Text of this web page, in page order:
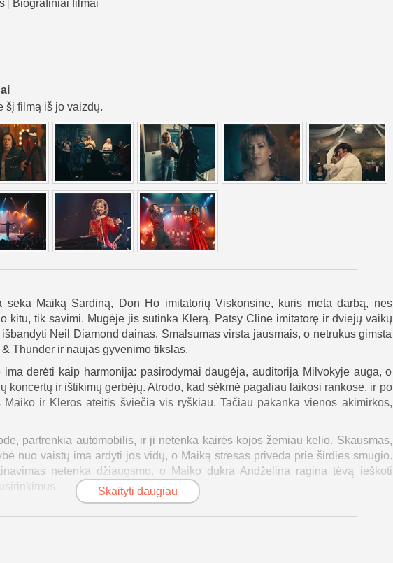
Biografiniai filmai
šį filmą iš jo vaizdų.
seka Maiką Sardiną, Don Ho imitatorių Viskonsine, kuris meta darbą, nes
kitu, tik savimi. Mugėje jis sutinka Klerą, Patsy Cline imitatorę ir dviejų vaikų
Neil Diamond dainas. Smalsumas virsta jausmais, o netrukus gimsta
Thunder ir naujas gyvenimo tikslas.
derėti kaip harmonija: pasirodymai daugėja, auditorija Milvokyje auga, o
koncertų ir ištikimų gerbėjų. Atrodo, kad sėkmė pagaliau laikosi rankose, ir po
Maiko ir Kleros ateitis šviečia vis ryškiau. Tačiau pakanka vienos akimirkos,
partrenkia automobilis, ir ji netenka kairės kojos žemiau kelio. Skausmas,
nuo vaistų ima ardyti jos vidų, o Maiką stresas priveda prie širdies smūgio.
netenka džiaugsmo, o Maiko dukra Andželina ragina tėvą ieškoti
Skaityti daugiau